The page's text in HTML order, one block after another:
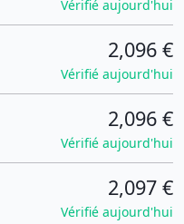
Vérifié aujourd'hui
2,096 €
Vérifié aujourd'hui
2,096 €
Vérifié aujourd'hui
2,097 €
Vérifié aujourd'hui